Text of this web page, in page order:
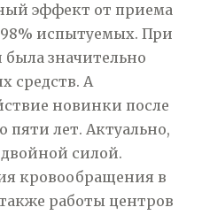
эффект от приема
испытуемых. При
была значительно
средств. А
новинки после
пяти лет. Актуально,
силой.
кровообращения в
работы центров